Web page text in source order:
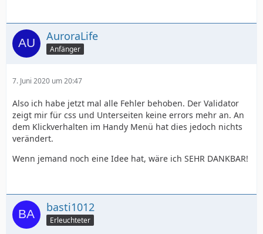
AuroraLife
Anfänger
7. Juni 2020 um 20:47
Also ich habe jetzt mal alle Fehler behoben. Der Validator
zeigt mir für css und Unterseiten keine errors mehr an. An
dem Klickverhalten im Handy Menü hat dies jedoch nichts
verändert.
Wenn jemand noch eine Idee hat, wäre ich SEHR DANKBAR!
basti1012
Erleuchteter